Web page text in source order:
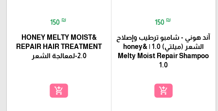
150 ₪
آند هوني - شامبو ترطيب وإصلاح
الشعر (ميلتي) 1.0 | &honey
Melty Moist Repair Shampoo
1.0
add_shopping_cart
150 ₪
&HONEY MELTY MOIST
REPAIR HAIR TREATMENT
2.0-لمعالجة الشعر
add_shopping_cart